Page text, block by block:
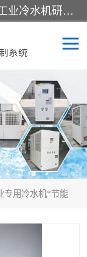
宿迁慈乌温控科技有限公司是一家集工业冷水机研发、制造、营销、服务于一体的技术生产型企业，经营范围包括：冷水机、螺杆式冷水机组、工业冷水机、水冷式冷水机、风冷式冷水机组、风冷螺杆式冷冻机组、冷冻机、注塑专用冷水机、混泥土专用冷水机、低温防爆冷水机组等。专业温控设备供应商 模温机/冷水机/导热油炉定制服务等
系统
专用冷水机*节能